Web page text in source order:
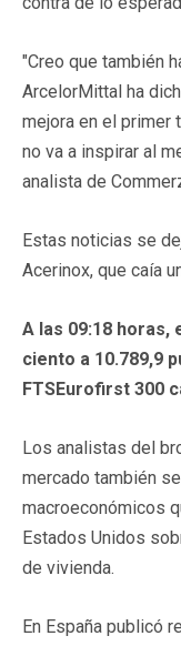
"Creo que también
ArcelorMittal ha
mejora en el primer
no va a inspirar al
analista de
Estas noticias se
Acerinox, que caía
A las 09:18 horas,
ciento a 10.789,9
FTSEurofirst 300
Los analistas del
mercado también
macroeconómicos
Estados Unidos
de vivienda.
En España publicó